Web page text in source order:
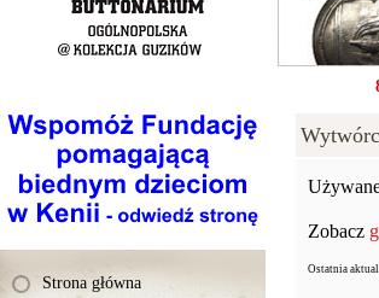
Strona główna
Zobacz
Ostatnia